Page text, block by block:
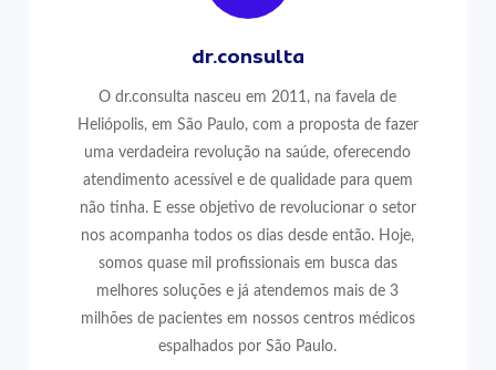
dr.consulta
O dr.consulta nasceu em 2011, na favela de
Heliópolis, em São Paulo, com a proposta de fazer
uma verdadeira revolução na saúde, oferecendo
atendimento acessível e de qualidade para quem
não tinha. E esse objetivo de revolucionar o setor
nos acompanha todos os dias desde então. Hoje,
somos quase mil profissionais em busca das
melhores soluções e já atendemos mais de 3
milhões de pacientes em nossos centros médicos
espalhados por São Paulo.